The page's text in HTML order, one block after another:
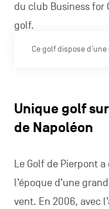
du club Business for
golf.
Ce golf dispose
Unique golf
de Napoléon
Le Golf de Pierpont a
l’époque d’une
vent. En 2006, avec